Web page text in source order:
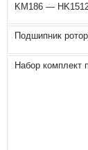
KM186 —
Подшипник
Набор комплект